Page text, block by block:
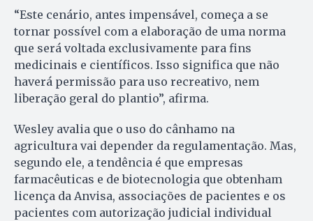
“Este cenário, antes impensável, começa a se
tornar possível com a elaboração de uma norma
que será voltada exclusivamente para fins
medicinais e científicos. Isso significa que não
haverá permissão para uso recreativo, nem
liberação geral do plantio”, afirma.
Wesley avalia que o uso do cânhamo na
agricultura vai depender da regulamentação. Mas,
segundo ele, a tendência é que empresas
farmacêuticas e de biotecnologia que obtenham
licença da Anvisa, associações de pacientes e os
pacientes com autorização judicial individual